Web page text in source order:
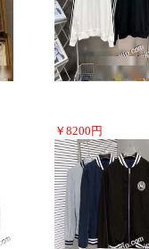
￥ 8200 円